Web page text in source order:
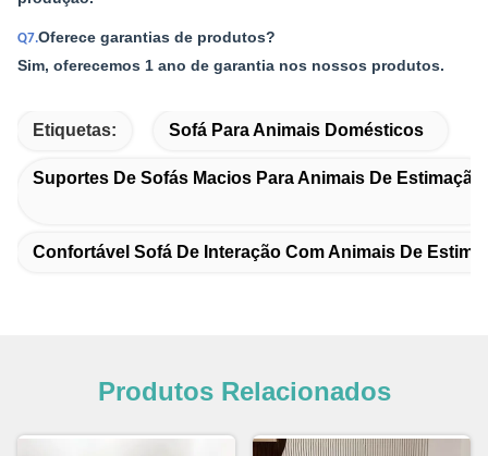
Q7.Oferece garantias de produtos?
Sim, oferecemos 1 ano de garantia nos nossos produtos.
Etiquetas: Sofá Para Animais Domésticos
Suportes De Sofás Macios Para Animais De Estimação
Confortável Sofá De Interação Com Animais De
Produtos Relacionados